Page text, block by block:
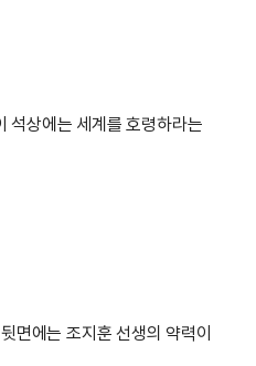
석상에는 세계를 호령하라는
면에는 조지훈 선생의 약력이